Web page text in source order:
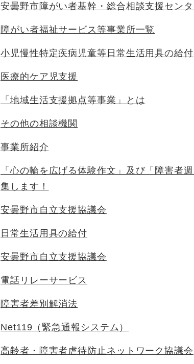
安曇野市障がい者基幹・総合相談支援セン
障がい者福祉サービス等事業所一覧
小児慢性特定疾病児童等日常生活用具の給付
医療的ケア児支援
「地域生活支援拠点等事業」とは
その他の相談機関
事業所紹介
「心の輪を広げる体験作文」及び「障害者
集します！
安曇野市自立支援協議会
日常生活用具の給付
安曇野市自立支援協議会
電話リレーサービス
障害者差別解消法
Net119（緊急通報システム）
高齢者・障害者虐待防止ネットワーク協議会